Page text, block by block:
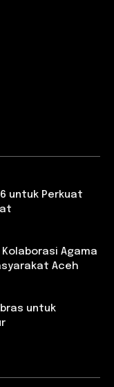
untuk Perkuat
Kolaborasi Agama
Aceh
untuk